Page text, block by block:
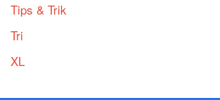
Tips & Trik
Tri
XL